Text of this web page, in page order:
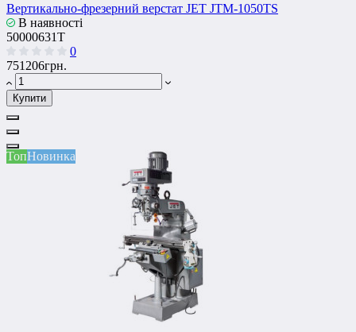
Вертикально-фрезерний верстат JET JTM-1050TS
В наявності
50000631T
0
751206грн.
Купити
ТопНовинка